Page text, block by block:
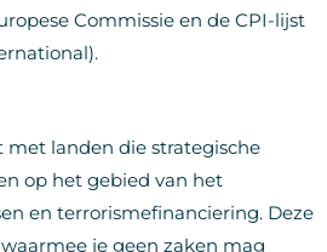
Commissie en de CPI-lijst
met landen die strategische
op het gebied van het
en terrorismefinanciering. Deze
je geen zaken mag